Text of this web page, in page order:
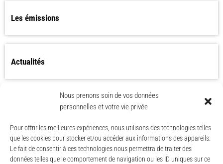
Nous prenons soin de vos données
personnelles et votre vie privée
Pour offrir les meilleures expériences, nous utilisons des technologies telles
que les cookies pour stocker et/ou accéder aux informations des appareils.
Le fait de consentir à ces technologies nous permettra de traiter des
données telles que le comportement de navigation ou les ID uniques sur ce
Les émissions
Actualités
Les Worlds Apart bientôt de retour ?